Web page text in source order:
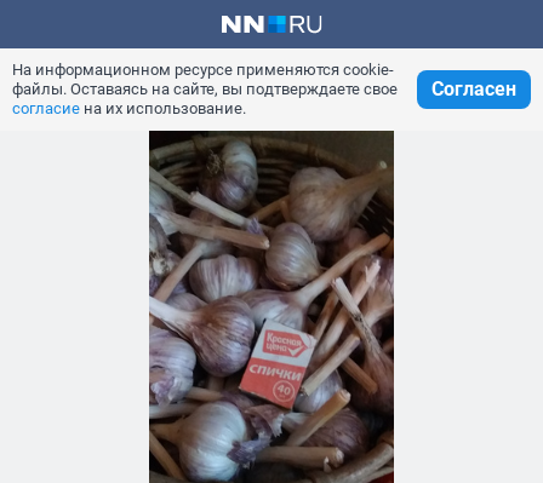
На информационном ресурсе применяются cookie-
файлы. Оставаясь на сайте, вы подтверждаете свое
согласие на их использование.
Согласен